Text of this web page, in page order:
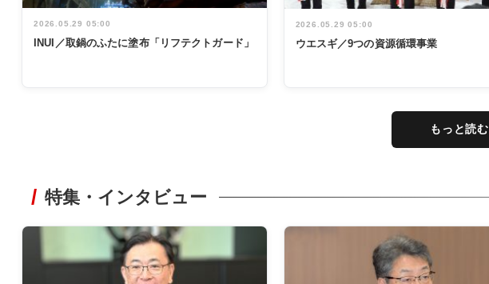
2026.05.29 05:00
INUI／取鍋のふたに塗布「リフテクトガード」
2026.05.29 05:00
ウエスギ／9つの資源循環事業
もっと読む
特集・インタビュー